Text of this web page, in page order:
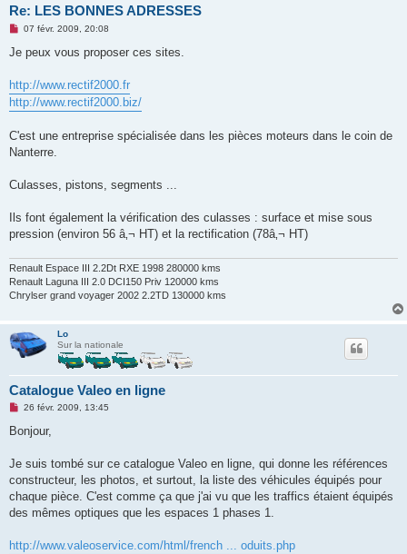
Re: LES BONNES ADRESSES
M
s
g
e
n
o
l
07 févr. 2009, 20:08
Je peux vous proposer ces sites.
http://www.rectif2000.fr
http://www.rectif2000.biz/
C'est une entreprise spécialisée dans les pièces moteurs dans le coin de
Nanterre.
Culasses, pistons, segments ...
Ils font également la vérification des culasses : surface et mise sous
pression (environ 56 â‚¬ HT) et la rectification (78â‚¬ HT)
Renault Espace III 2.2Dt RXE 1998 280000 kms
Renault Laguna III 2.0 DCI150 Priv 120000 kms
Chrylser grand voyager 2002 2.2TD 130000 kms
Lo
Sur la nationale
Catalogue Valeo en ligne
M
s
g
n
o
l
26 févr. 2009, 13:45
Bonjour,
Je suis tombé sur ce catalogue Valeo en ligne, qui donne les références
constructeur, les photos, et surtout, la liste des véhicules équipés pour
chaque pièce. C'est comme ça que j'ai vu que les traffics étaient équipés
des mêmes optiques que les espaces 1 phases 1.
http://www.valeoservice.com/html/french ... oduits.php